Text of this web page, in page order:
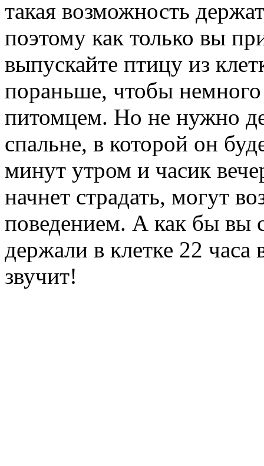
такая возможность
поэтому как только вы
выпускайте птицу из
пораньше, чтобы
питомцем. Но не нужно
спальне, в которой он
минут утром и часик
начнет страдать, могут
поведением. А как бы вы
держали в клетке 22
звучит!